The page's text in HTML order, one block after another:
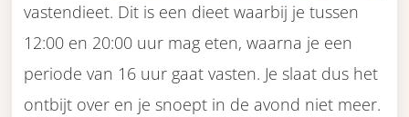
vastendieet. Dit is een dieet waarbij je tussen
12:00 en 20:00 uur mag eten, waarna je een
periode van 16 uur gaat vasten. Je slaat dus het
ontbijt over en je snoept in de avond niet meer.